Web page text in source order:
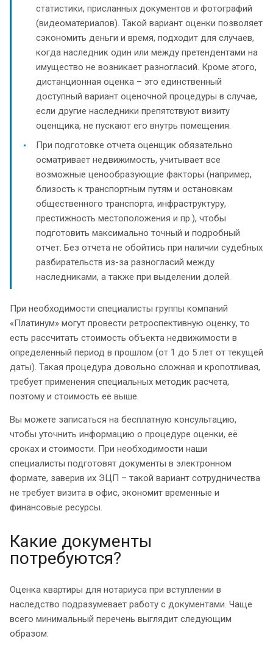
статистики, присланных документов и фотографий
(видеоматериалов). Такой вариант оценки позволяет
сэкономить деньги и время, подходит для случаев,
когда наследник один или между претендентами на
имущество не возникает разногласий. Кроме этого,
дистанционная оценка – это единственный
доступный вариант оценочной процедуры в случае,
если другие наследники препятствуют визиту
оценщика, не пускают его внутрь помещения.
При подготовке отчета оценщик обязательно
осматривает недвижимость, учитывает все
возможные ценообразующие факторы (например,
близость к транспортным путям и остановкам
общественного транспорта, инфраструктуру,
престижность местоположения и пр.), чтобы
подготовить максимально точный и подробный
отчет. Без отчета не обойтись при наличии судебных
разбирательств из-за разногласий между
наследниками, а также при выделении долей.
При необходимости специалисты группы компаний
«Платинум» могут провести ретроспективную оценку, то
есть рассчитать стоимость объекта недвижимости в
определенный период в прошлом (от 1 до 5 лет от текущей
даты). Такая процедура довольно сложная и кропотливая,
требует применения специальных методик расчета,
поэтому и стоимость её выше.
Вы можете записаться на бесплатную консультацию,
чтобы уточнить информацию о процедуре оценки, её
сроках и стоимости. При необходимости наши
специалисты подготовят документы в электронном
формате, заверив их ЭЦП – такой вариант сотрудничества
не требует визита в офис, экономит временные и
финансовые ресурсы.
Какие документы
потребуются?
Оценка квартиры для нотариуса при вступлении в
наследство подразумевает работу с документами. Чаще
всего минимальный перечень выглядит следующим
образом: